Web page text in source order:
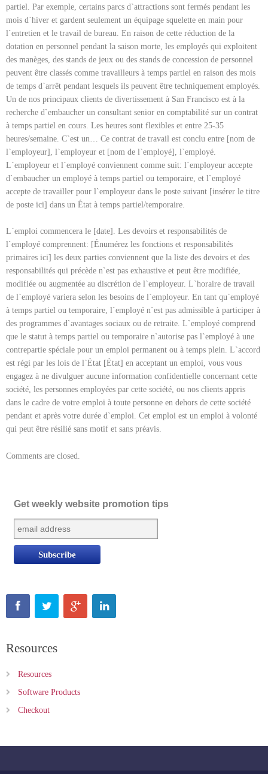
partiel. Par exemple, certains parcs d`attractions sont fermés pendant les
mois d`hiver et gardent seulement un équipage squelette en main pour
l`entretien et le travail de bureau. En raison de cette réduction de la
dotation en personnel pendant la saison morte, les employés qui exploitent
des manèges, des stands de jeux ou des stands de concession de personnel
peuvent être classés comme travailleurs à temps partiel en raison des mois
de temps d`arrêt pendant lesquels ils peuvent être techniquement employés.
Un de nos principaux clients de divertissement à San Francisco est à la
recherche d`embaucher un consultant senior en comptabilité sur un contrat
à temps partiel en cours. Les heures sont flexibles et entre 25-35
heures/semaine. C`est un… Ce contrat de travail est conclu entre [nom de
l`employeur], l`employeur et [nom de l`employé], l`employé.
L`employeur et l`employé conviennent comme suit: l`employeur accepte
d`embaucher un employé à temps partiel ou temporaire, et l`employé
accepte de travailler pour l`employeur dans le poste suivant [insérer le titre
de poste ici] dans un État à temps partiel/temporaire.
L`emploi commencera le [date]. Les devoirs et responsabilités de
l`employé comprennent: [Énumérez les fonctions et responsabilités
primaires ici] les deux parties conviennent que la liste des devoirs et des
responsabilités qui précède n`est pas exhaustive et peut être modifiée,
modifiée ou augmentée au discrétion de l`employeur. L`horaire de travail
de l`employé variera selon les besoins de l`employeur. En tant qu`employé
à temps partiel ou temporaire, l`employé n`est pas admissible à participer à
des programmes d`avantages sociaux ou de retraite. L`employé comprend
que le statut à temps partiel ou temporaire n`autorise pas l`employé à une
contrepartie spéciale pour un emploi permanent ou à temps plein. L`accord
est régi par les lois de l`État [État] en acceptant un emploi, vous vous
engagez à ne divulguer aucune information confidentielle concernant cette
société, les personnes employées par cette société, ou nos clients appris
dans le cadre de votre emploi à toute personne en dehors de cette société
pendant et après votre durée d`emploi. Cet emploi est un emploi à volonté
qui peut être résilié sans motif et sans préavis.
Comments are closed.
Get weekly website promotion tips
Resources
Resources
Software Products
Checkout